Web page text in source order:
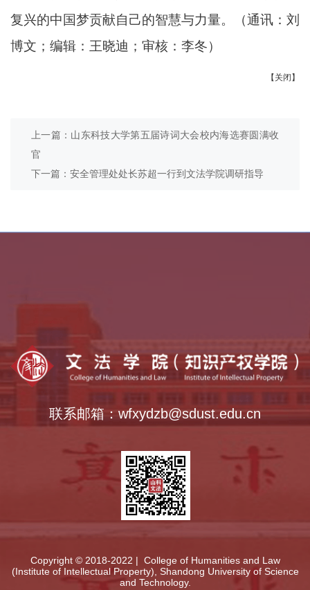
复兴的中国梦贡献自己的智慧与力量。
（通讯：刘
博文；编辑：王晓迪；审核：李冬）
【关闭】
上一篇：山东科技大学第五届诗词大会校内海选赛圆满收
官
下一篇：安全管理处处长苏超一行到文法学院调研指导
全国哲学社会科学工作办公室
联系邮箱：wfxydzb@sdust.edu.cn
Copyright © 2018-2022 | College of Humanities and Law
(Institute of Intellectual Property), Shandong University of Science
and Technology.